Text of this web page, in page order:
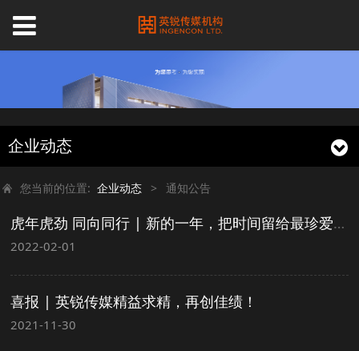
企业动态
您当前的位置:企业动态 > 通知公告
虎年虎劲 同向同行 | 新的一年，把时间留给最珍爱的人！
2022-02-01
喜报 | 英锐传媒精益求精，再创佳绩！
2021-11-30